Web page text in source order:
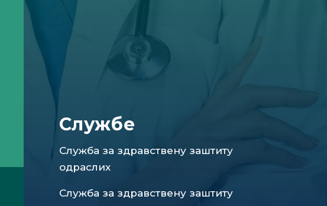
Службе
Служба за здравствену заштиту
одраслих
Служба за здравствену заштиту